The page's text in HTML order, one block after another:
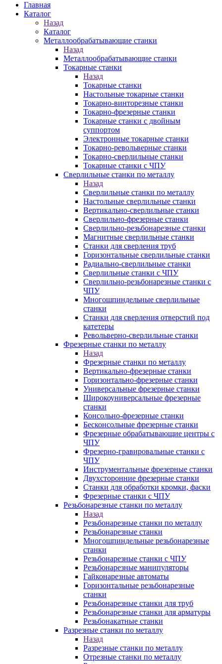
Главная
Каталог
Назад
Каталог
Металлообрабатывающие станки
Назад
Металлообрабатывающие станки
Токарные станки
Назад
Токарные станки
Настольные токарные станки
Токарно-винторезные станки
Токарно-фрезерные станки
Токарные станки с двойным
суппортом
Электронные токарные станки
Токарно-револьверные станки
Токарно-сверлильные станки
Токарные станки с ЧПУ
Сверлильные станки по металлу
Назад
Сверлильные станки по металлу
Настольные сверлильные станки
Вертикально-сверлильные станки
Сверлильно-фрезерные станки
Сверлильно-резьбонарезные станки
Магнитные сверлильные станки
Станки для сверления труб
Горизонтальные сверлильные станки
Радиально-сверлильные станки
Сверлильные станки с ЧПУ
Сверлильно-резьбонарезные станки с
ЧПУ
Многошпиндельные сверлильные
станки
Станки для сверления отверстий под
катетеры
Револьверно-сверлильные станки
Фрезерные станки по металлу
Назад
Фрезерные станки по металлу
Вертикально-фрезерные станки
Горизонтально-фрезерные станки
Универсальные фрезерные станки
Широкоуниверсальные фрезерные
станки
Консольно-фрезерные станки
Бесконсольные фрезерные станки
Фрезерные обрабатывающие центры с
ЧПУ
Фрезерно-гравировальные станки с
ЧПУ
Инструментальные фрезерные станки
Двухсторонние фрезерные станки
Станки для обработки кромки, фаски
Фрезерные станки с ЧПУ
Резьбонарезные станки по металлу
Назад
Резьбонарезные станки по металлу
Резьбонарезные станки
Многошпиндельные резьбонарезные
станки
Резьбонарезные станки с ЧПУ
Резьбонарезные манипуляторы
Гайконарезные автоматы
Горизонтальные резьбонарезные
станки
Резьбонарезные станки для труб
Резьбонарезные станки для арматуры
Резьбонакатные станки
Разрезные станки по металлу
Назад
Разрезные станки по металлу
Отрезные станки по металлу